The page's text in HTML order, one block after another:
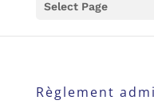
Select Page
Règlement